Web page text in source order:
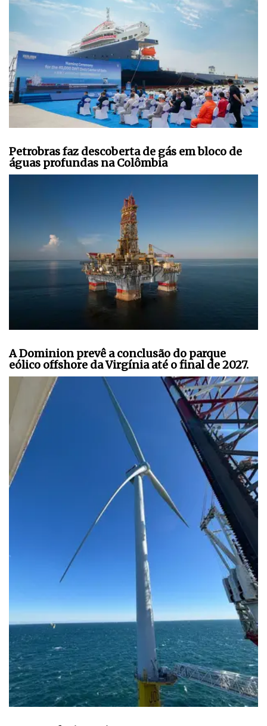
Petrobras faz descoberta de gás em bloco de
águas profundas na Colômbia
A Dominion prevê a conclusão do parque
eólico offshore da Virgínia até o final de 2027.